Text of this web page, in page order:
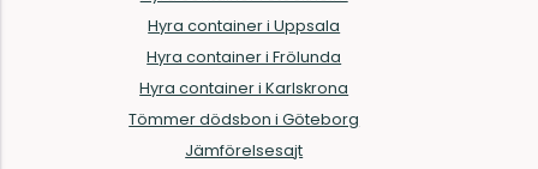
Hyra container i Uppsala
Hyra container i Frölunda
Hyra container i Karlskrona
Tömmer dödsbon i Göteborg
Jämförelsesajt